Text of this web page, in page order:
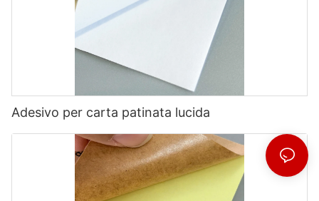
Adesivo per carta patinata lucida